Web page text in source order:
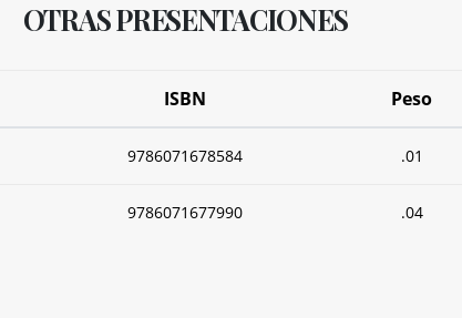
OTRAS PRESENTACIONES
ISBN Peso
9786071678584 .01
9786071677990 .04